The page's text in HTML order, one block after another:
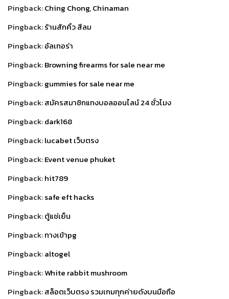
Pingback:Ching Chong, Chinaman
Pingback:ร้านสักคิ้ว สีลม
Pingback:อัลเทอร่า
Pingback:Browning firearms for sale near me
Pingback:gummies for sale near me
Pingback:สมัครสมาชิกแทงบอลออนไลน์ 24 ชั่วโมง
Pingback:dark168
Pingback:lucabet เว็บตรง
Pingback:Event venue phuket
Pingback:hit789
Pingback:safe eft hacks
Pingback:ตู้แช่เย็น
Pingback:ทางเข้าpg
Pingback:altogel
Pingback:White rabbit mushroom
Pingback:สล็อตเว็บตรง รวมเกมทุกค่ายดังบนมือถือ